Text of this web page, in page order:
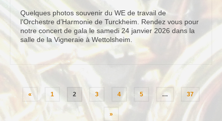
Quelques photos souvenir du WE de travail de
l’Orchestre d’Harmonie de Turckheim. Rendez vous pour
notre concert de gala le samedi 24 janvier 2026 dans la
salle de la Vigneraie à Wettolsheim.
Pagination
des
publications
« 1 2 3 4 5 … 37
»